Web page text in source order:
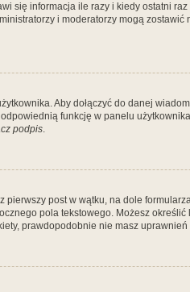
się informacja ile razy i kiedy ostatni
i moderatorzy mogą
Aby dołączyć do danej
funkcję w panelu
podpis.
post w wątku, na dole
pola tekstowego. Możesz
prawdopodobnie nie masz